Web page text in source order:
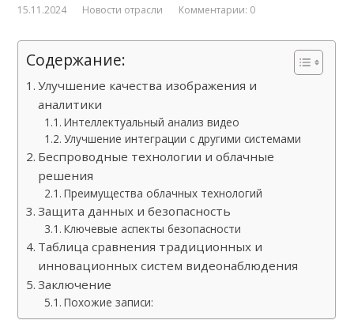
15.11.2024 Новости отрасли Комментарии: 0
Содержание:
Улучшение качества изображения и
аналитики
Интеллектуальный анализ видео
Улучшение интеграции с другими системами
Беспроводные технологии и облачные
решения
Преимущества облачных технологий
Защита данных и безопасность
Ключевые аспекты безопасности
Таблица сравнения традиционных и
инновационных систем видеонаблюдения
Заключение
Похожие записи: